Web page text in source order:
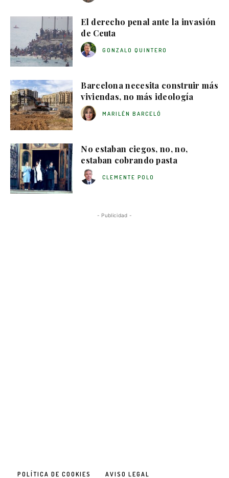
El derecho penal ante la invasión
de Ceuta
GONZALO QUINTERO
Barcelona necesita construir más
viviendas, no más ideología
MARILÉN BARCELÓ
No estaban ciegos, no, no,
estaban cobrando pasta
CLEMENTE POLO
- Publicidad -
POLÍTICA DE COOKIES AVISO LEGAL